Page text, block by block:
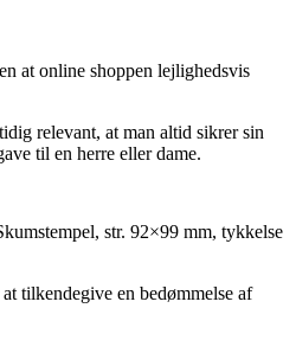
at online shoppen lejlighedsvis
relevant, at man altid sikrer sin
til en herre eller dame.
str. 92×99 mm, tykkelse
tilkendegive en bedømmelse af